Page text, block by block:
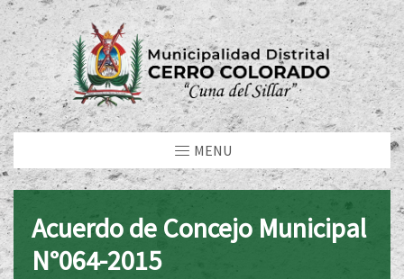
MENU
Acuerdo de Concejo Municipal
N°064-2015